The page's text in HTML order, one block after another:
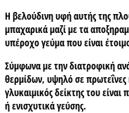
Η βελούδινη υφή αυτής της
μπαχαρικά μαζί με τα
υπέροχο γεύμα που είναι
Σύμφωνα με την διατροφική
θερμίδων, υψηλό σε πρωτεΐνες
γλυκαιμικός δείκτης του
ή ενισχυτικά γεύσης.